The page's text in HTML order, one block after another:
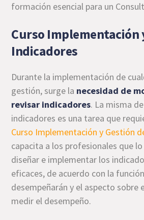
formación esencial para un
Curso Implementación
Indicadores
Durante la implementación de
gestión, surge la necesidad de
revisar indicadores. La misma
indicadores es una tarea que
Curso Implementación y Gestión
capacita a los profesionales que
diseñar e implementar los
eficaces, de acuerdo con la
desempeñarán y el aspecto sobre
medir el desempeño.